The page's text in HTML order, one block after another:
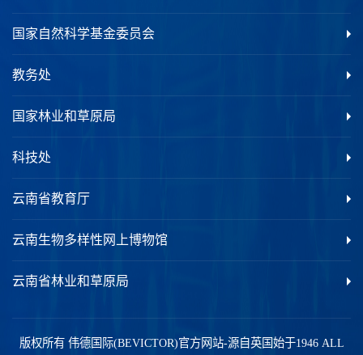
国家自然科学基金委员会
教务处
国家林业和草原局
科技处
云南省教育厅
云南生物多样性网上博物馆
云南省林业和草原局
版权所有 伟德国际(BEVICTOR)官方网站-源自英国始于1946 ALL